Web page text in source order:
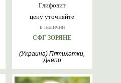
цену уточняйте
в наличии
Глифовит
СФГ ЗОРЯНЕ
(Украина) Пятихатки,
Днепр